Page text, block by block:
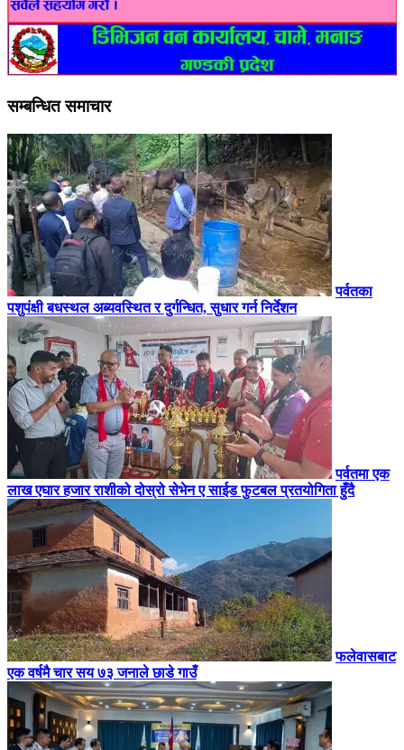
सम्बन्धित समाचार
पर्वतका
पशुपंक्षी बधस्थल अब्यवस्थित र दुर्गन्धित, सुधार गर्न निर्देशन
पर्वतमा एक
लाख एघार हजार राशीको दोस्रो सेभेन ए साईड फुटबल प्रतयोगिता हुँदै
फलेवासबाट
एक वर्षमै चार सय ७३ जनाले छाडे गाउँ